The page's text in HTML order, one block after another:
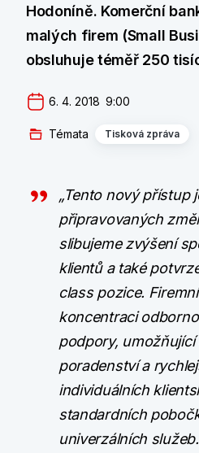
Hodoníně. Komerční
malých firem (Small
obsluhuje téměř 250
6. 4. 2018  9:00
Témata Tisková zpráva
„Tento nový přístup
připravovaných
slibujeme zvýšení
klientů a také
class pozice.
koncentraci
podpory, umožňující
poradenství a
individuálních
standardních
univerzálních